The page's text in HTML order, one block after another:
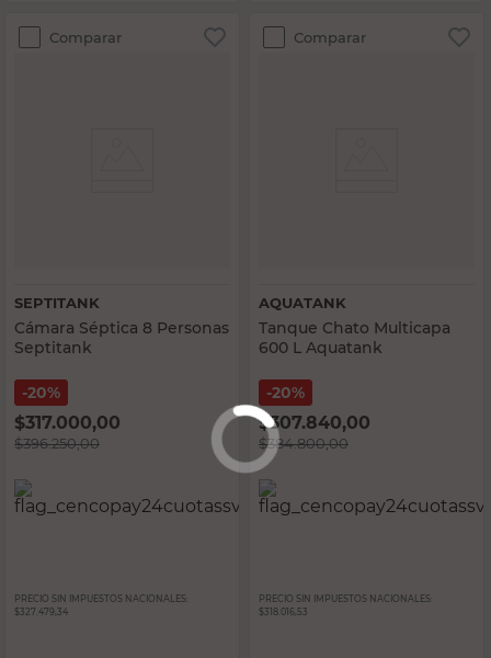
Comparar
SEPTITANK
Cámara Séptica 8 Personas
Septitank
20%
$317.000,00
$396.250,00
PRECIO SIN IMPUESTOS NACIONALES:
$327.479,34
Comparar
AQUATANK
Tanque Chato Multicapa
600 L Aquatank
20%
$307.840,00
$384.800,00
PRECIO SIN IMPUESTOS NACIONALES:
$318.016,53